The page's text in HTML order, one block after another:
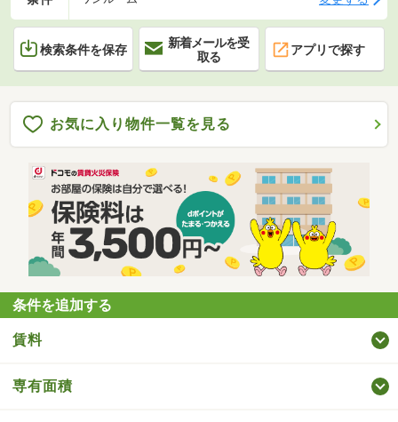
検索条件を保存
新着メールを受
取る
アプリで探す
お気に入り物件一覧を見る
条件を追加する
賃料
専有面積